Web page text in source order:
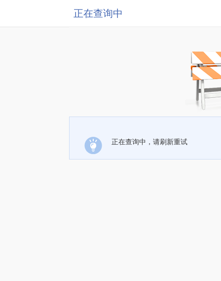
正在查询中
正在查询中，请刷新重试